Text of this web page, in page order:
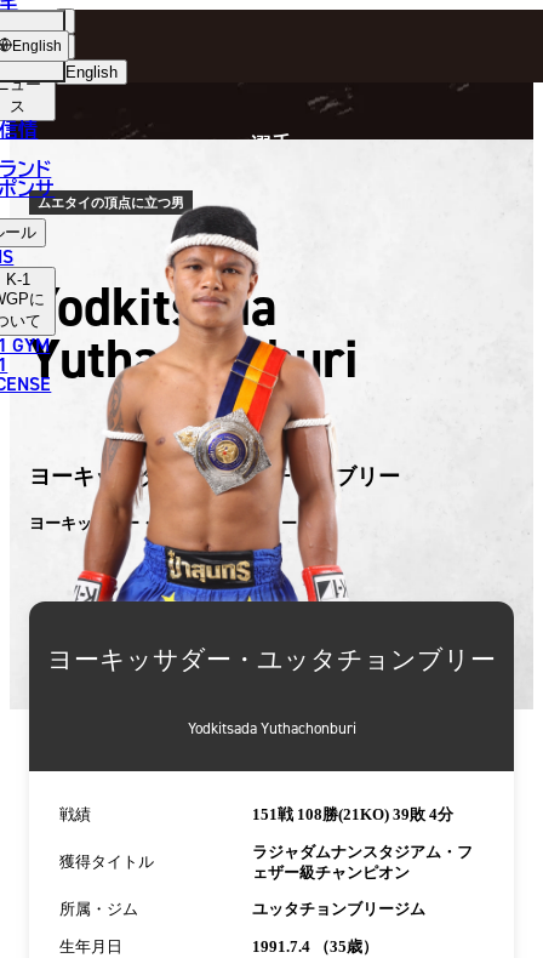
English
中文（简体）
中文（繁體）
ไทย
العربية
ョッ
プ
ュー
ス
情
ンド
ンサ
ール
K-1
に
いて
GYM
English
選手
ムエタイの頂点に立つ男
Yodkitsada
Yuthachonburi
ヨーキッサダー・ユッタチョンブリー
ヨーキッサダー・ユッタチョンブリー
ヨーキッサダー・ユッタチョンブリー
Yodkitsada Yuthachonburi
戦績 151戦 108勝(21KO) 39敗 4分
獲得タイトル
ラジャダムナンスタジアム・フ
ェザー級チャンピオン
所属・ジム ユッタチョンブリージム
生年月日 1991.7.4 （35歳）